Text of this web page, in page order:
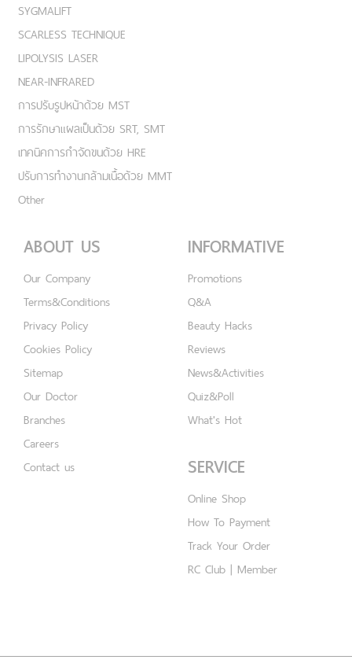
SYGMALIFT
SCARLESS TECHNIQUE
LIPOLYSIS LASER
NEAR-INFRARED
การปรับรูปหน้าด้วย MST
การรักษาแผลเป็นด้วย SRT, SMT
เทคนิคการกำจัดขนด้วย HRE
ปรับการทำงานกล้ามเนื้อด้วย MMT
Other
ABOUT US
Our Company
Terms&Conditions
Privacy Policy
Cookies Policy
Sitemap
Our Doctor
Branches
Careers
Contact us
INFORMATIVE
Promotions
Q&A
Beauty Hacks
Reviews
News&Activities
Quiz&Poll
What's Hot
SERVICE
Online Shop
How To Payment
Track Your Order
RC Club | Member